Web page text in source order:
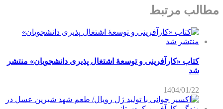
مطالب مرتبط
کتاب «کارآفرینی و توسعۀ اشتغال پذیری دانشجویان» منتشر
شد
1404/01/22